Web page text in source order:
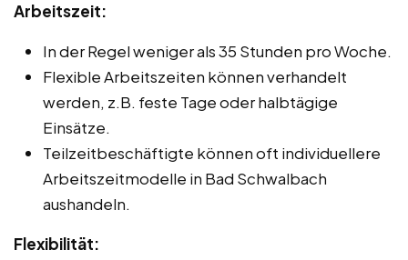
Arbeitszeit:
In der Regel weniger als 35 Stunden pro Woche.
Flexible Arbeitszeiten können verhandelt
werden, z.B. feste Tage oder halbtägige
Einsätze.
Teilzeitbeschäftigte können oft individuellere
Arbeitszeitmodelle in Bad Schwalbach
aushandeln.
Flexibilität: